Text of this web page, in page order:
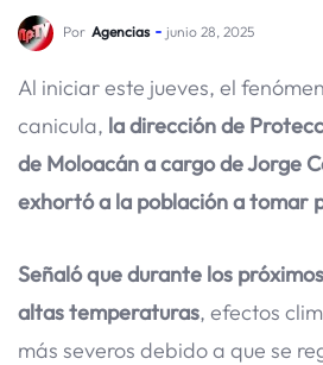
Por Agencias junio 28, 2025
Al iniciar este jueves, el
canicula, la dirección de
de Moloacán a cargo de Jorge
exhortó a la población a tomar
Señaló que durante los
altas temperaturas, efectos
más severos debido a que se